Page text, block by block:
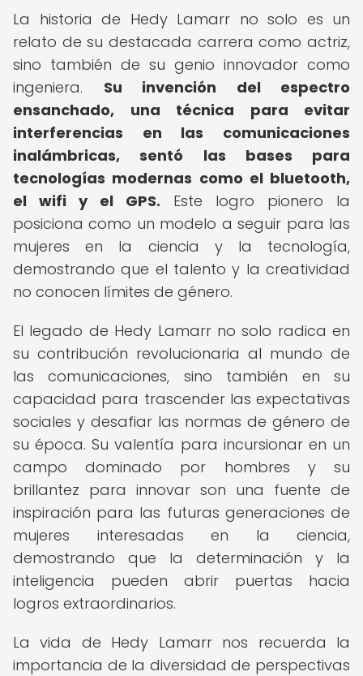
La historia de Hedy Lamarr no solo es un
relato de su destacada carrera como actriz,
sino también de su genio innovador como
ingeniera. Su invención del espectro
ensanchado, una técnica para evitar
interferencias en las comunicaciones
inalámbricas, sentó las bases para
tecnologías modernas como el bluetooth,
el wifi y el GPS. Este logro pionero la
posiciona como un modelo a seguir para las
mujeres en la ciencia y la tecnología,
demostrando que el talento y la creatividad
no conocen límites de género.
El legado de Hedy Lamarr no solo radica en
su contribución revolucionaria al mundo de
las comunicaciones, sino también en su
capacidad para trascender las expectativas
sociales y desafiar las normas de género de
su época. Su valentía para incursionar en un
campo dominado por hombres y su
brillantez para innovar son una fuente de
inspiración para las futuras generaciones de
mujeres interesadas en la ciencia,
demostrando que la determinación y la
inteligencia pueden abrir puertas hacia
logros extraordinarios.
La vida de Hedy Lamarr nos recuerda la
importancia de la diversidad de perspectivas